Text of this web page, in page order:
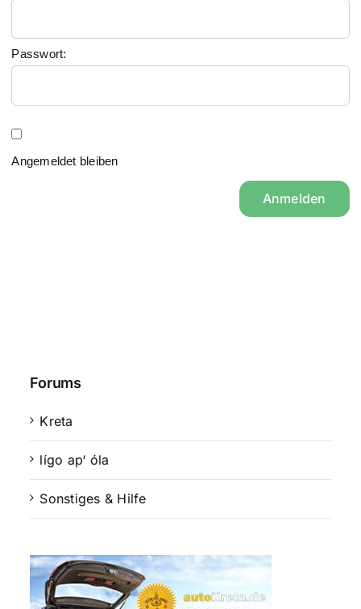
Passwort:
Angemeldet bleiben
Anmelden
Forums
Kreta
lígo ap‘ óla
Sonstiges & Hilfe